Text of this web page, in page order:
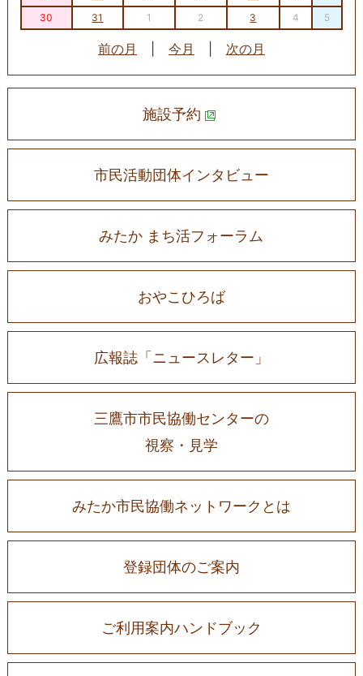
30
31 1 2 3 4 5
前の月 今月 次の月
施設予約
市民活動団体インタビュー
みたか まち活フォーラム
おやこひろば
広報誌「ニュースレター」
三鷹市市民協働センターの
視察・見学
みたか市民協働ネットワークとは
登録団体のご案内
ご利用案内ハンドブック